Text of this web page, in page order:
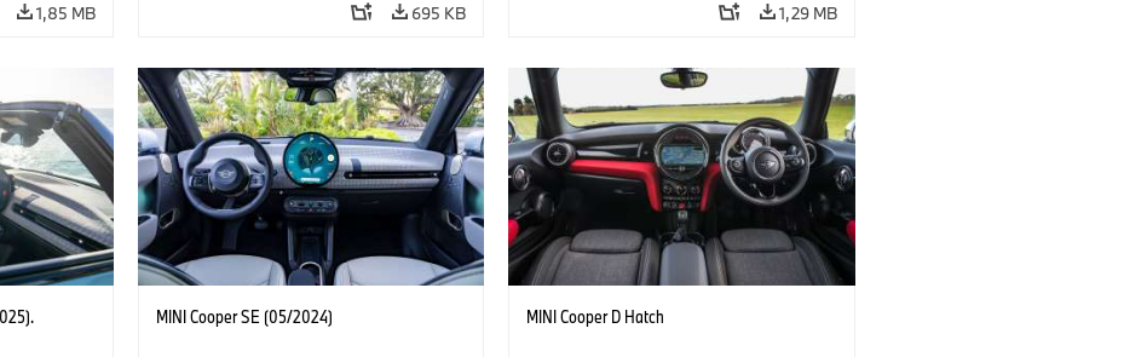
1,85 MB 695 KB 1,29 MB
MINI Cooper SE (05/2024) MINI Cooper D Hatch